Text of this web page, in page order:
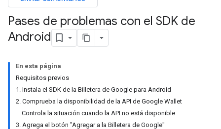
Pases de problemas con el SDK de
Android
En esta página
Requisitos previos
1. Instala el SDK de la Billetera de Google para Android
2. Comprueba la disponibilidad de la API de Google Wallet
Controla la situación cuando la API no está disponible
3. Agrega el botón "Agregar a la Billetera de Google"